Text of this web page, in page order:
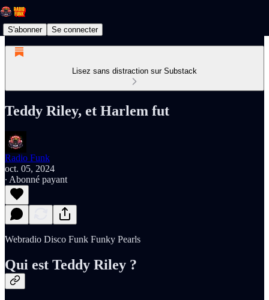
S'abonner Se connecter
Lisez sans distraction sur Substack
Teddy Riley, et Harlem fut
Radio Funk
oct. 05, 2024
∙ Abonné payant
Webradio Disco Funk Funky Pearls
Qui est Teddy Riley ?